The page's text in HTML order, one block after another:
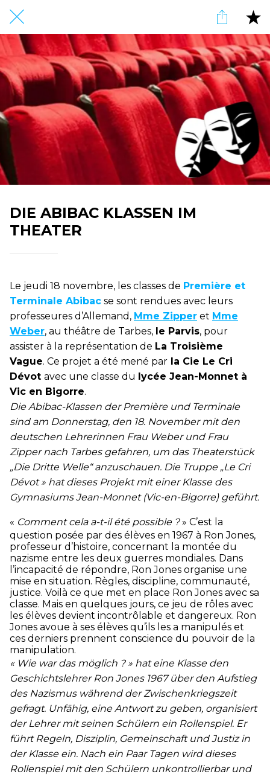
DIE ABIBAC KLASSEN IM
THEATER
Le jeudi 18 novembre, les classes de Première et
Terminale Abibac se sont rendues avec leurs
professeures d’Allemand, Mme Zipper et Mme
Weber, au théâtre de Tarbes, le Parvis, pour
assister à la représentation de La Troisième
Vague. Ce projet a été mené par la Cie Le Cri
Dévot avec une classe du lycée Jean-Monnet à
Vic en Bigorre.
Die Abibac-Klassen der Première und Terminale
sind am Donnerstag, den 18. November mit den
deutschen Lehrerinnen Frau Weber und Frau
Zipper nach Tarbes gefahren, um das Theaterstück
„Die Dritte Welle“ anzuschauen. Die Truppe „Le Cri
Dévot » hat dieses Projekt mit einer Klasse des
Gymnasiums Jean-Monnet (Vic-en-Bigorre) geführt.
« Comment cela a-t-il été possible ?» C’est la
question posée par des élèves en 1967 à Ron Jones,
professeur d’histoire, concernant la montée du
nazisme entre les deux guerres mondiales. Dans
l’incapacité de répondre, Ron Jones organise une
mise en situation. Règles, discipline, communauté,
justice. Voilà ce que met en place Ron Jones avec sa
classe. Mais en quelques jours, ce jeu de rôles avec
les élèves devient incontrôlable et dangereux. Ron
Jones avoue à ses élèves qu’ils les a manipulés et
ces derniers prennent conscience du pouvoir de la
manipulation.
« Wie war das möglich ? » hat eine Klasse den
Geschichtslehrer Ron Jones 1967 über den Aufstieg
des Nazismus während der Zwischenkriegszeit
gefragt. Unfähig, eine Antwort zu geben, organisiert
der Lehrer mit seinen Schülern ein Rollenspiel. Er
führt Regeln, Disziplin, Gemeinschaft und Justiz in
der Klasse ein. Nach ein Paar Tagen wird dieses
Rollenspiel mit den Schülern unkontrollierbar und